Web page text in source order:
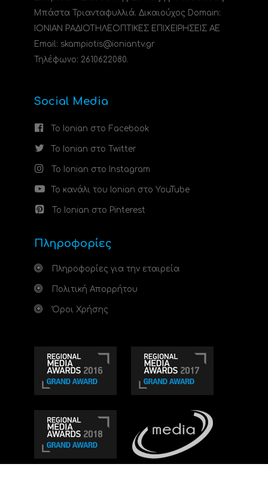
Μπάστα Τριανταφυλλιά. Δικαιούχος Domain:
ΙΟΝΙΑΝ ΡΑΔΙΟΤΗΛΕΟΠΤΙΚΕΣ ΕΠΙΧΕΙΡΗΣΕΙΣ ΑΕ
Email: skampiotis@ioniantv.gr
Τηλέφωνο: 2610622080.
Social Media
Το Ionian στο Facebook
Το Ionian στο Twitter
Το Ionian στο Instagram
Το κανάλι του Ionian στο YouTube
Το Ionian στο Pinterest
Πληροφορίες
Πληροφορίες για την εταιρεία
Πολιτική Απορρήτου
Όροι Χρήσης